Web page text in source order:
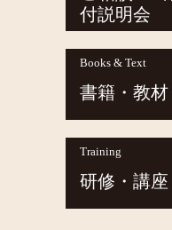
付説明会
Books & Text
書籍・教材
Training
研修・講座